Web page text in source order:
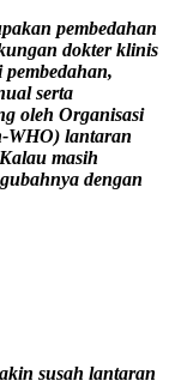
pembedahan
dokter klinis
serta
oleh Organisasi
WHO) lantaran
masih
dengan
susah lantaran